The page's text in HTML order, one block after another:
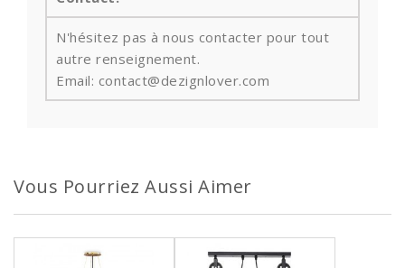
N'hésitez pas à nous contacter pour tout
autre renseignement.
Email: contact@dezignlover.com
Vous Pourriez Aussi Aimer